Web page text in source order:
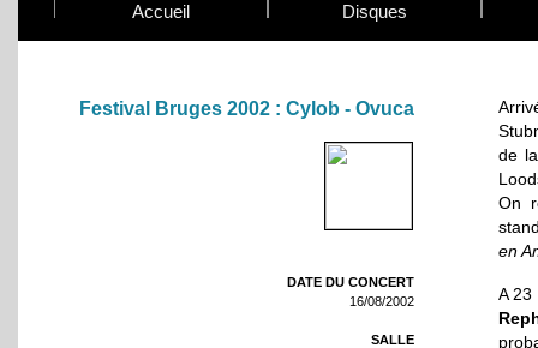
Accueil Disques
Festival Bruges 2002 : Cylob - Ovuca
DATE DU CONCERT
16/08/2002
SALLE
de
On
en
A 23